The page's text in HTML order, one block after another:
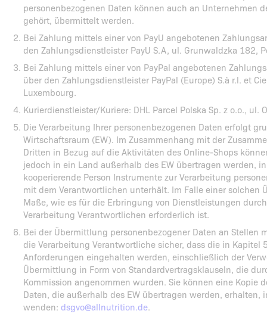
personenbezogenen Daten können auch an Unternehmen
gehört, übermittelt werden.
Bei Zahlung mittels einer von PayU angebotenen
den Zahlungsdienstleister PayU S.A, ul. Grunwaldzka 182,
Bei Zahlung mittels einer von PayPal angebotenen
über den Zahlungsdienstleister PayPal (Europe) S.à r.l. et
Luxembourg.
Kurierdienstleister/Kuriere: DHL Parcel Polska Sp. z o.o., ul.
Die Verarbeitung Ihrer personenbezogenen Daten erfolgt
Wirtschaftsraum (EW). Im Zusammenhang mit der
Dritten in Bezug auf die Aktivitäten des Online-Shops
jedoch in ein Land außerhalb des EW übertragen werden,
kooperierende Person Instrumente zur Verarbeitung
mit dem Verantwortlichen unterhält. Im Falle einer
Maße, wie es für die Erbringung von Dienstleistungen
Verarbeitung Verantwortlichen erforderlich ist.
Bei der Übermittlung personenbezogener Daten an Stellen
die Verarbeitung Verantwortliche sicher, dass die in Kapitel
Anforderungen eingehalten werden, einschließlich der
Übermittlung in Form von Standardvertragsklauseln, die
Kommission angenommen wurden. Sie können eine Kopie
Daten, die außerhalb des EW übertragen werden,
wenden: dsgvo@allnutrition.de.